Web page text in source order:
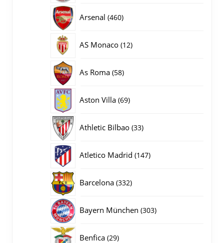
Arsenal 460460
AS Monaco 1212
As Roma 5858
Aston Villa 6969
Athletic Bilbao 3333
Atletico Madrid 147147
Barcelona 332332
Bayern München 303303
Benfica 2929